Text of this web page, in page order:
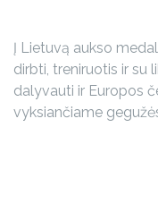
Į Lietuvą aukso
dirbti, treniruotis ir su
dalyvauti ir Europos
vyksiančiame